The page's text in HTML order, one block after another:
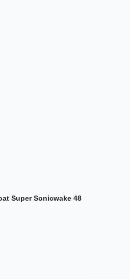
Super Sonicwake 48